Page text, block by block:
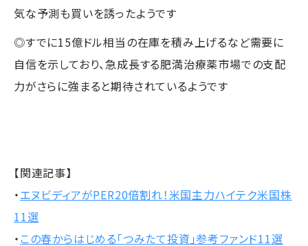
気な予測も買いを誘ったようです
◎すでに15億ドル相当の在庫を積み上げるなど需要に
自信を示しており、急成長する肥満治療薬市場での支配
力がさらに強まると期待されているようです
【関連記事】
・エヌビディアがPER20倍割れ！米国主力ハイテク米国株
11選
・ この春からはじめる「つみたて投資」参考ファンド11選